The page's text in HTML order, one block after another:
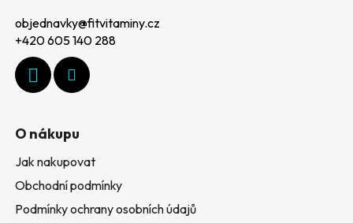
objednavky@fitvitaminy.cz
+420 605 140 288
O nákupu
Jak nakupovat
Obchodní podmínky
Podmínky ochrany osobních údajů